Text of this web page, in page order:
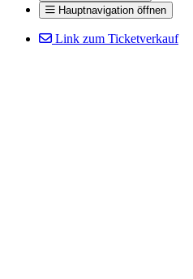
Hauptnavigation öffnen
Link zum Ticketverkauf